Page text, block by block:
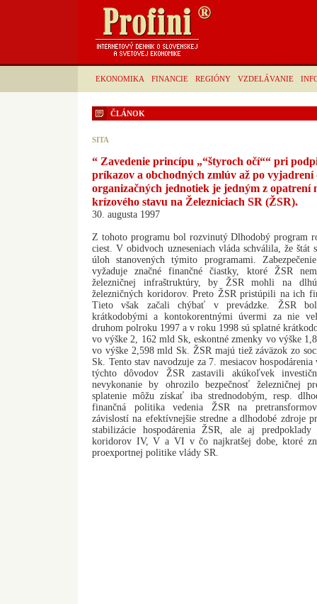
EKONOMIKA FINANCIE REGIÓNY VZDELÁVANIE
ČLÁNOK
SITA
“ Zavedenie princípu „“štyroch očí““ pri
príkazov a obchodných zmlúv až po
organizačných jednotiek je jedným z opatrení
krízového stavu na Železniciach SR (ŽSR).
30. augusta 1997
Z tohoto programu bol rozvinutý Dlhodobý program
ciest. V obidvoch uzneseniach vláda schválila, že
úloh stanovených týmito programami.
vyžaduje značné finančné čiastky, ktoré ŽSR
železničnej infraštruktúry, by ŽSR mohli na
železničných koridorov. Preto ŽSR pristúpili na ich
Tieto však začali chýbať v prevádzke. ŽSR
krátkodobými a kontokorentnými úvermi za nie
druhom polroku 1997 a v roku 1998 sú splatné
vo výške 2, 162 mld Sk, eskontné zmenky vo výške
vo výške 2,598 mld Sk. ŽSR majú tiež záväzok zo
Sk. Tento stav navodzuje za 7. mesiacov
týchto dôvodov ŽSR zastavili akúkoľvek
nevykonanie by ohrozilo bezpečnosť železničnej
splatenie môžu získať iba strednodobým, resp.
finančná politika vedenia ŽSR na
závislostí na efektívnejšie stredne a dlhodobé zdroje
stabilizácie hospodárenia ŽSR, ale aj predpoklady
koridorov IV, V a VI v čo najkratšej dobe, ktoré
proexportnej politike vlády SR.